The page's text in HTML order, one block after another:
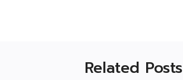
Related Posts